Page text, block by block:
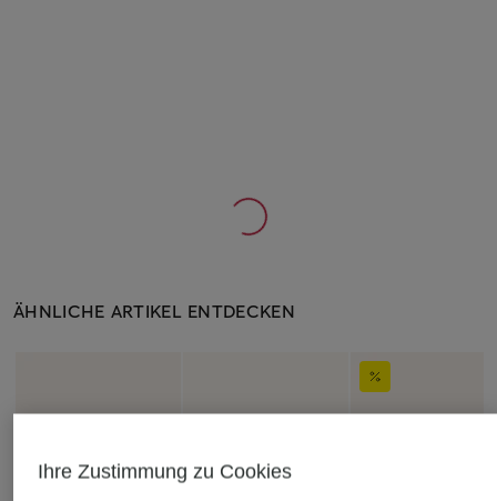
ÄHNLICHE ARTIKEL ENTDECKEN
Ihre Zustimmung zu Cookies